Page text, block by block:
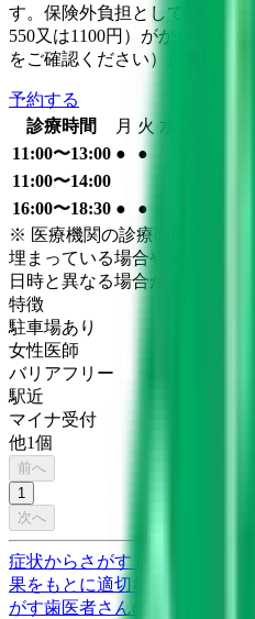
す。保険外負担としてシステ
550又は1100円）がかかりま
をご確認ください）皮膚科の
予約する
診療時間
月 火 水
11:00〜13:00 ● ●
11:00〜14:00
16:00〜18:30 ● ●
※ 医療機関の診療時間は上記
埋まっている場合や病院の都
日時と異なる場合があります
特徴
駐車場あり
女性医師
バリアフリー
駅近
マイナ受付
他1個
前へ
1
次へ
症状からさがす (症状チェッカ
果をもとに適切な病院・診療所
がす歯医者さんの対面診療予